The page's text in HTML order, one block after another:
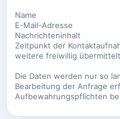
Name
E-Mail-Adresse
Nachrichteninhalt
Zeitpunkt der
weitere freiwillig
Die Daten werden nur so
Bearbeitung der Anfrage
Aufbewahrungspflichten